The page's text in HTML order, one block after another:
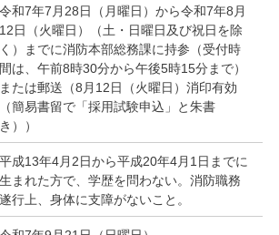
令和7年7月28日（月曜日）から令和7年8月
12日（火曜日）（土・日曜日及び祝日を除
く）までに消防本部総務課に持参（受付時
間は、午前8時30分から午後5時15分まで）
または郵送（8月12日（火曜日）消印有効
（簡易書留で「採用試験申込」と朱書
き））
平成13年4月2日から平成20年4月1日までに
生まれた方で、学歴を問わない。消防職務
遂行上、身体に支障がないこと。